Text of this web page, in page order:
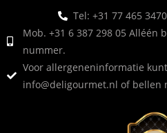
Tel: +31 77 465
Mob. +31 6 387 298 05 Alléén
nummer.
Voor allergeneninformatie
info@deligourmet.nl of bellen